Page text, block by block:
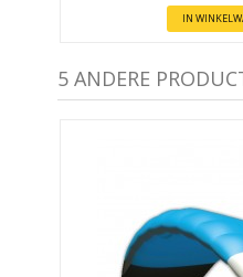
IN
5 ANDERE